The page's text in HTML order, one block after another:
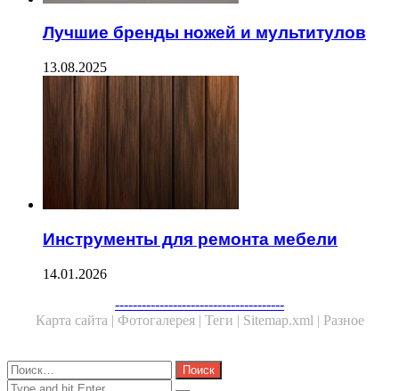
Лучшие бренды ножей и мультитулов
13.08.2025
Инструменты для ремонта мебели
14.01.2026
--------------------------------------
Карта сайта | Фотогалерея | Теги | Sitemap.xml | Разное
Close
Найти:
Close